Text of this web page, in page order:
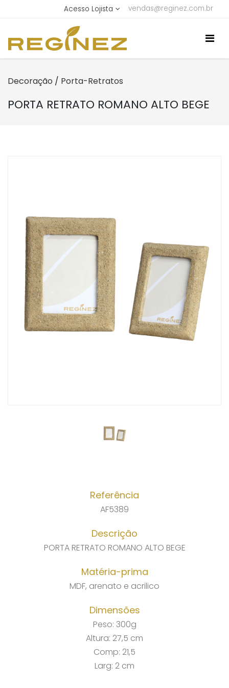
Acesso Lojista vendas@reginez.com.br
PORTA RETRATO ROMANO ALTO BEGE
Decoração / Porta-Retratos
Referência
AF5389
Descrição
PORTA RETRATO ROMANO ALTO BEGE
Matéria-prima
MDF, arenato e acrilico
Dimensões
Peso: 300g
Altura: 27,5 cm
Comp: 21,5
Larg: 2 cm